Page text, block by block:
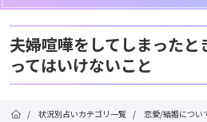
夫婦喧嘩をしてしまった
ってはいけないこと
/ 状況別占いカテゴリ一覧 /
恋愛/結婚につい